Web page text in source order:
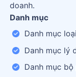
doanh.
Danh mục
Danh mục
Danh mục lý
Danh mục